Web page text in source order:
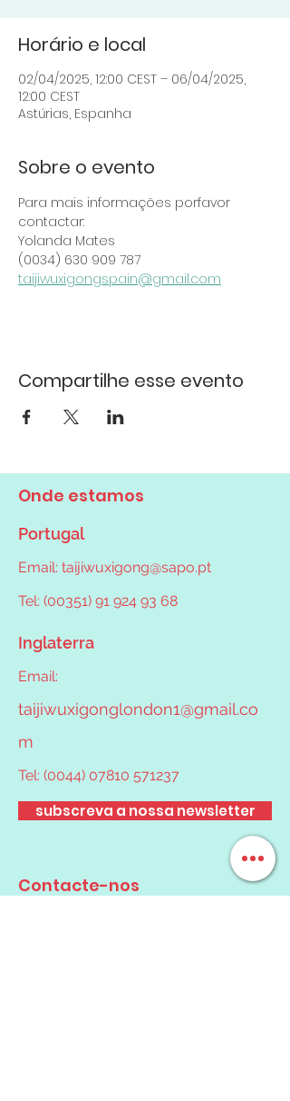
Horário e local
02/04/2025, 12:00 CEST – 06/04/2025,
12:00 CEST
Astúrias, Espanha
Sobre o evento
Para mais informações porfavor
contactar:
Yolanda Mates
(0034) 630 909 787
taijiwuxigongspain@gmail.com
Compartilhe esse evento
Onde estamos
Portugal
Email: taijiwuxigong@sapo.pt
Tel: (00351) 91 924 93 68
Inglaterra
Email:
taijiwuxigonglondon1@gmail.co
m
Tel: (0044) 07810 571237
subscreva a nossa newsletter
Contacte-nos